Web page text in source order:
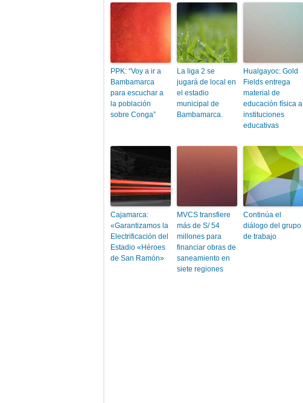
PPK: “Voy a ir a
Bambamarca
para escuchar a
la población
sobre Conga”
La liga 2 se
jugará de local en
el estadio
municipal de
Bambamarca.
Hualgayoc: Gold
Fields entrega
material de
educación física a
instituciones
educativas
Cajamarca:
«Garantizamos la
Electrificación del
Estadio «Héroes
de San Ramón»
MVCS transfiere
más de S/ 54
millones para
financiar obras de
saneamiento en
siete regiones
Continúa el
diálogo del grupo
de trabajo